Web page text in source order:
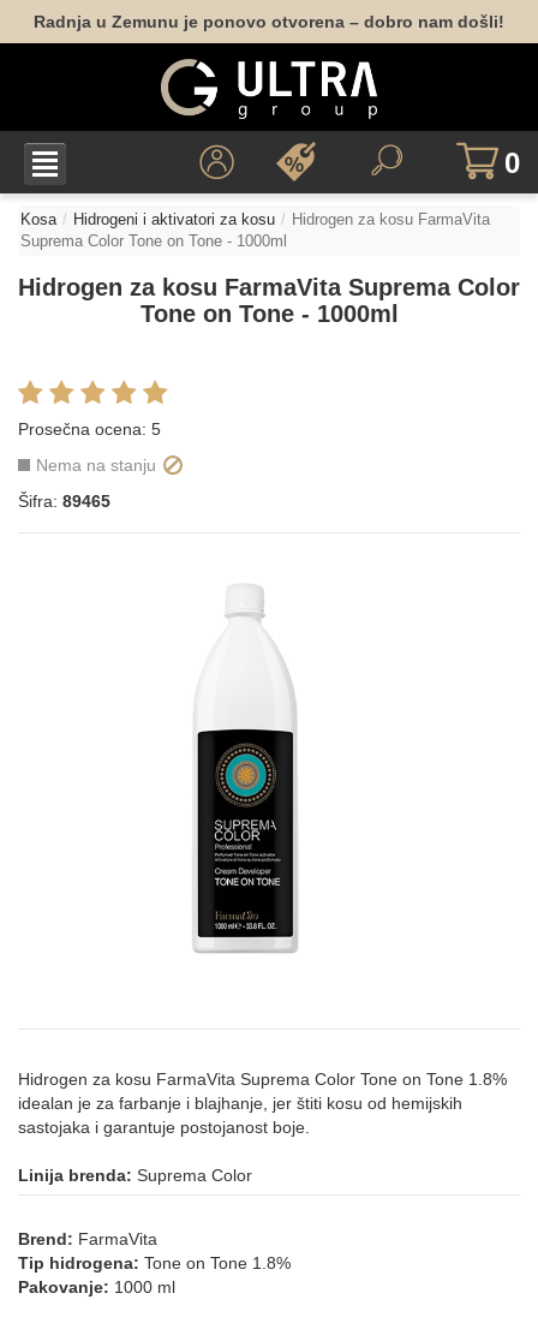
Radnja u Zemunu je ponovo otvorena – dobro nam došli!
0
Kosa Hidrogeni i aktivatori za kosu
Hidrogen za kosu FarmaVita
Suprema Color Tone on Tone - 1000ml
Hidrogen za kosu FarmaVita Suprema Color
Tone on Tone - 1000ml
Prosečna ocena: 5
Nema na stanju
Šifra: 89465
Hidrogen za kosu FarmaVita Suprema Color Tone on Tone 1.8%
idealan je za farbanje i blajhanje, jer štiti kosu od hemijskih
sastojaka i garantuje postojanost boje.
Linija brenda: Suprema Color
Brend: FarmaVita
Tip hidrogena: Tone on Tone 1.8%
Pakovanje: 1000 ml